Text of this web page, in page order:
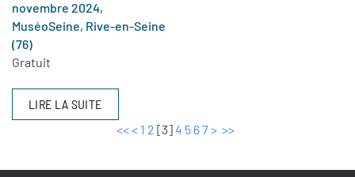
novembre 2024,
MuséoSeine, Rive-en-Seine
(76)
Gratuit
LIRE LA SUITE
<<< 1 2 [3]4 5 67> >>